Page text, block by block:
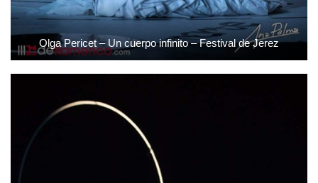
Olga Pericet – Un cuerpo infinito – Festival de Jerez